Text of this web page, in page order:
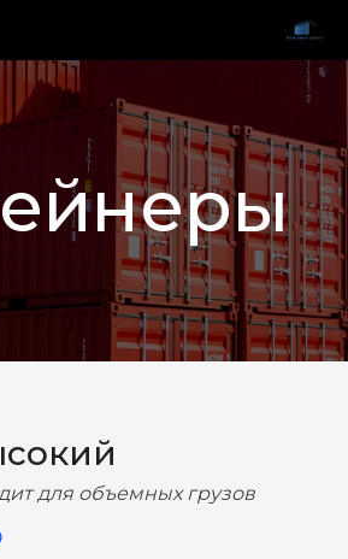
ВПЕРЕД
для объемных грузов